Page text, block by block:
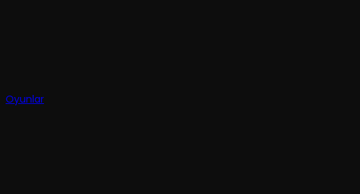
Oyunlar